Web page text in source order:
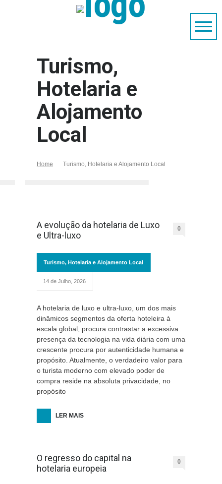
Turismo,
Hotelaria e
Alojamento
Local
Home Turismo, Hotelaria e Alojamento Local
A evolução da hotelaria de Luxo
e Ultra-luxo
0
Turismo, Hotelaria e Alojamento Local
14 de Julho, 2026
A hotelaria de luxo e ultra-luxo, um dos mais
dinâmicos segmentos da oferta hoteleira à
escala global, procura contrastar a excessiva
presença da tecnologia na vida diária com uma
crescente procura por autenticidade humana e
propósito. Atualmente, o verdadeiro valor para
o turista moderno com elevado poder de
compra reside na absoluta privacidade, no
propósito
LER MAIS
O regresso do capital na
hotelaria europeia
0